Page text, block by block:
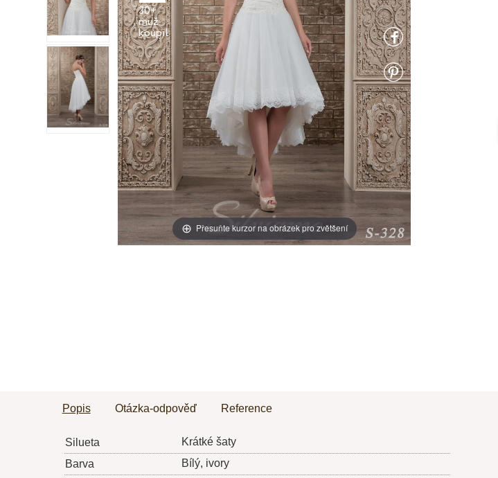
Přesuňte kurzor na obrázek pro zvětšení
30+
muž
koupil
Popis Otázka-odpověď Reference
Silueta
Krátké šaty
Barva
Bílý, ivory